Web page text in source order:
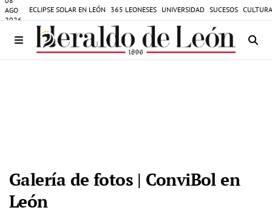
AGO
2026
ECLIPSE SOLAR EN LEÓN 365 LEONESES UNIVERSIDAD SUCESOS
Galería de fotos | ConviBol en
León